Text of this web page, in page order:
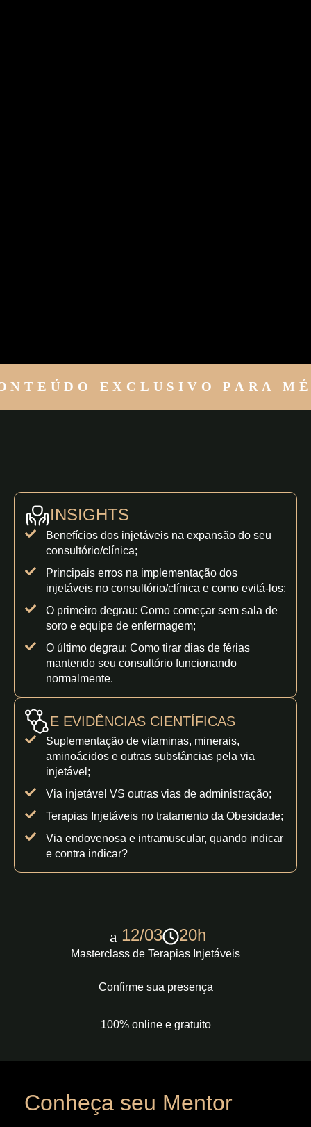
EXCLUSIVO PARA
INSIGHTS
Benefícios dos injetáveis na expansão do seu
consultório/clínica;
Principais erros na implementação dos
injetáveis no consultório/clínica e como evitá-los;
O primeiro degrau: Como começar sem sala de
soro e equipe de enfermagem;
O último degrau: Como tirar dias de férias
mantendo seu consultório funcionando
normalmente.
E EVIDÊNCIAS CIENTÍFICAS
Suplementação de vitaminas, minerais,
aminoácidos e outras substâncias pela via
injetável;
Via injetável VS outras vias de administração;
Terapias Injetáveis no tratamento da Obesidade;
Via endovenosa e intramuscular, quando indicar
e contra indicar?
12/03 20h
Masterclass de Terapias Injetáveis
Confirme sua presença
100% online e gratuito
Conheça seu Mentor